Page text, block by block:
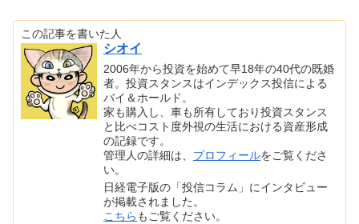
この記事を書いた人
シオイ
2006年から投資を始めて早18年の40代の既婚
者。投資スタンスはインデックス投信による
バイ＆ホールド。
家も購入し、車も所有しており投資スタンス
と比べコスト度外視の生活における資産形成
の記録です。
管理人の詳細は、 プロフィールをご覧くださ
い。
日経電子版の「投信コラム」にインタビュー
が掲載されました。
こちら もご覧ください。